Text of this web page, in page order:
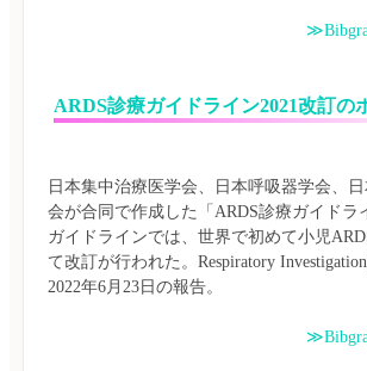
ARDS診療ガイドライン2021改訂の
日本集中治療医学会、日本呼吸器学会、
会が合同で作成した「ARDS診療ガイドラ
ガイドラインでは、世界で初めて小児
て改訂が行われた。Respiratory